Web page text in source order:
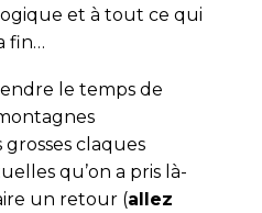
et à tout ce qui
fin…
le temps de
grosses claques
qu’on a pris là-
un retour (allez